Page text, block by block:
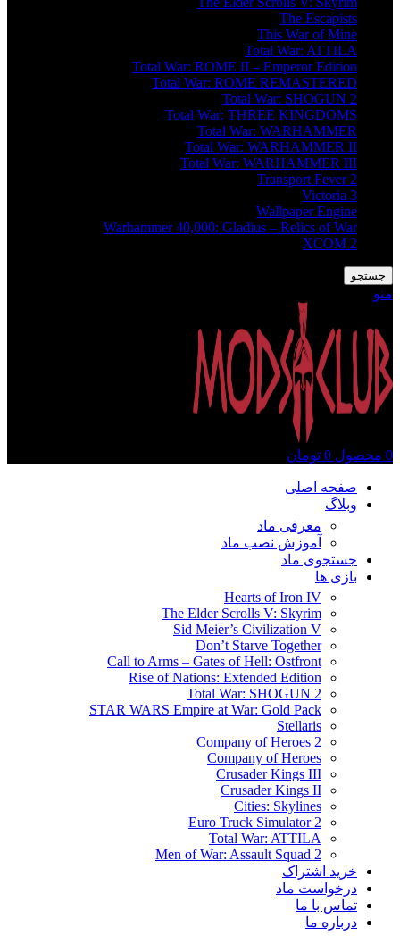
The Escapists
This War of Mine
Total War: ATTILA
Total War: ROME II – Emperor Edition
Total War: ROME REMASTERED
Total War: SHOGUN 2
Total War: THREE KINGDOMS
Total War: WARHAMMER
Total War: WARHAMMER II
Total War: WARHAMMER III
Transport Fever 2
Victoria 3
Wallpaper Engine
Warhammer 40,000: Gladius – Relics of War
XCOM 2
جستجو
منو
0 محصول 0 تومان
صفحه اصلی
وبلاگ
معرفی ماد
آموزش نصب ماد
جستجوی ماد
بازی ها
Hearts of Iron IV
The Elder Scrolls V: Skyrim
Sid Meier’s Civilization V
Don’t Starve Together
Call to Arms – Gates of Hell: Ostfront
Rise of Nations: Extended Edition
Total War: SHOGUN 2
STAR WARS Empire at War: Gold Pack
Stellaris
Company of Heroes 2
Company of Heroes
Crusader Kings III
Crusader Kings II
Cities: Skylines
Euro Truck Simulator 2
Total War: ATTILA
Men of War: Assault Squad 2
خرید اشتراک
درخواست ماد
تماس با ما
درباره ما